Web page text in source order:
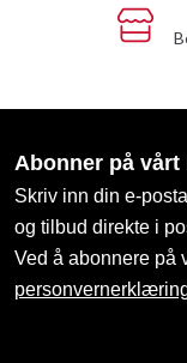
Abonner på vårt
Skriv inn din e-
og tilbud direkte i
Ved å abonnere på